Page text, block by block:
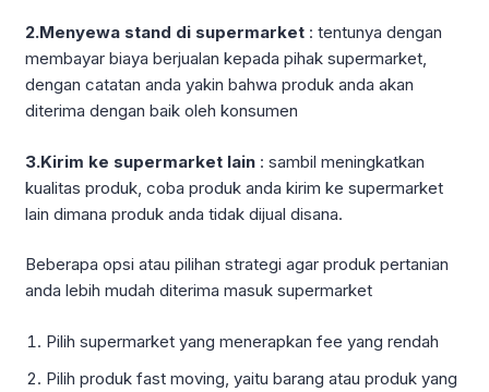
2.Menyewa stand di supermarket : tentunya dengan
membayar biaya berjualan kepada pihak supermarket,
dengan catatan anda yakin bahwa produk anda akan
diterima dengan baik oleh konsumen
3.Kirim ke supermarket lain : sambil meningkatkan
kualitas produk, coba produk anda kirim ke supermarket
lain dimana produk anda tidak dijual disana.
Beberapa opsi atau pilihan strategi agar produk pertanian
anda lebih mudah diterima masuk supermarket
Pilih supermarket yang menerapkan fee yang rendah
Pilih produk fast moving, yaitu barang atau produk yang